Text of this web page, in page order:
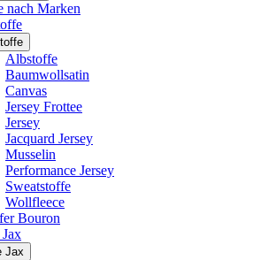
nach Marken
Albstoffe
Baumwollsatin
Canvas
Jersey Frottee
Jersey
Jacquard Jersey
Musselin
Performance Jersey
Sweatstoffe
Wollfleece
Bouron
Jax